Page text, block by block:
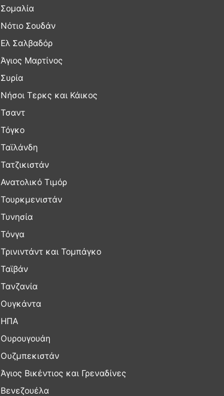
Σομαλία
Νότιο Σουδάν
Ελ Σαλβαδόρ
Άγιος Μαρτίνος
Συρία
Νήσοι Τερκς και Κάικος
Τσαντ
Τόγκο
Ταϊλάνδη
Τατζικιστάν
Ανατολικό Τιμόρ
Τουρκμενιστάν
Τυνησία
Τόνγα
Τρινιντάντ και Τομπάγκο
Ταϊβάν
Τανζανία
Ουγκάντα
ΗΠΑ
Ουρουγουάη
Ουζμπεκιστάν
Άγιος Βικέντιος και Γρεναδίνες
Βενεζουέλα